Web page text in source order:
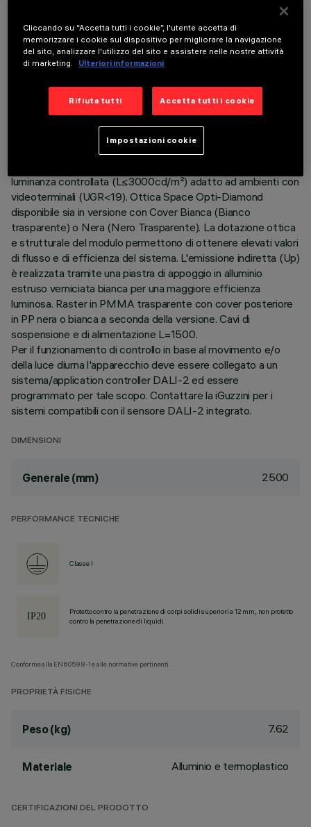
DATI TECNICI
ULTIMO AGGIORNAMENTO: 05/08/2026
Corpo illuminante sospensione Stand Alone con sensore
un profilo in alluminio estruso con testate di chiusura in zama.
Piastra LED 3500K CRI90 ad emissione diretta (Down) e
luminanza controllata (L≤3000cd/m²) adatto ad ambienti con
videoterminali (UGR<19). Ottica Space Opti-Diamond
disponibile sia in versione con Cover Bianca (Bianco
trasparente) o Nera (Nero Trasparente). La dotazione ottica
e strutturale del modulo permettono di ottenere elevati valori
di flusso e di efficienza del sistema. L'emissione indiretta (Up)
è realizzata tramite una piastra di appoggio in alluminio
estruso verniciata bianca per una maggiore efficienza
luminosa. Raster in PMMA trasparente con cover posteriore
in PP nera o bianca a seconda della versione. Cavi di
sospensione e di alimentazione L=1500.
Per il funzionamento di controllo in base al movimento e/o
della luce diurna l'apparecchio deve essere collegato a un
sistema/application controller DALI-2 ed essere
programmato per tale scopo. Contattare la iGuzzini per i
sistemi compatibili con il sensore DALI-2 integrato.
DIMENSIONI
Generale (mm) 2500
PERFORMANCE TECNICHE
Classe I
Protetto contro la penetrazione di corpi solidi superiori a 12 mm, non protetto
contro la penetrazione di liquidi.
Conforme alla EN60598-1 e alle normative pertinenti.
PROPRIETÀ FISICHE
Peso (kg) 7.62
Materiale Alluminio e termoplastico
CERTIFICAZIONI DEL PRODOTTO
Cliccando su “Accetta tutti i cookie”, l'utente accetta di
memorizzare i cookie sul dispositivo per migliorare la navigazione
del sito, analizzare l'utilizzo del sito e assistere nelle nostre attività
di marketing.
Ulteriori informazioni
Rifiuta tutti Accetta tutti i cookie
Impostazioni cookie